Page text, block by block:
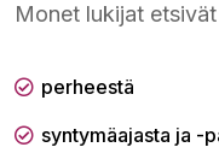
Monet lukijat
perheestä
syntymäajasta ja -